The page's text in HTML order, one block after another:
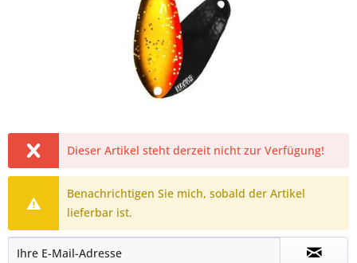
Dieser Artikel steht derzeit nicht zur Verfügung!
Benachrichtigen Sie mich, sobald der Artikel
lieferbar ist.